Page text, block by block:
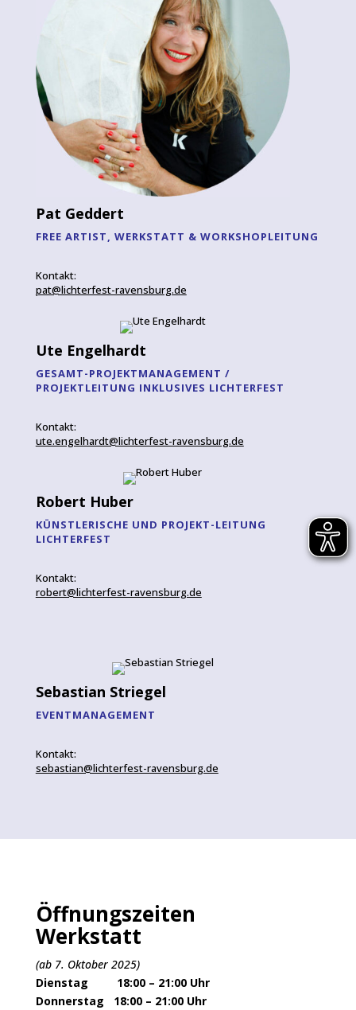
Pat Geddert
FREE ARTIST, WERKSTATT & WORKSHOPLEITUNG
Kontakt:
pat@lichterfest-ravensburg.de
Ute Engelhardt
GESAMT-PROJEKTMANAGEMENT /
PROJEKTLEITUNG INKLUSIVES LICHTERFEST
Kontakt:
ute.engelhardt@lichterfest-ravensburg.de
Robert Huber
KÜNSTLERISCHE UND PROJEKT-LEITUNG
LICHTERFEST
Kontakt:
robert@lichterfest-ravensburg.de
Sebastian Striegel
EVENTMANAGEMENT
Kontakt:
sebastian@lichterfest-ravensburg.de
Öffnungszeiten
Werkstatt
(ab 7. Oktober 2025)
Dienstag 18:00 – 21:00 Uhr
Donnerstag 18:00 – 21:00 Uhr